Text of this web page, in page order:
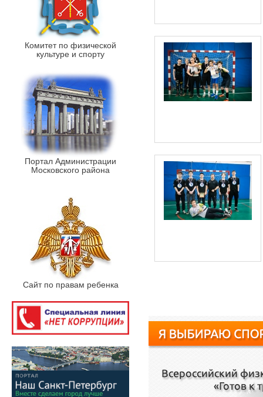
Комитет по физической
культуре и спорту
Портал Администрации
Московского района
Сайт по правам ребенка